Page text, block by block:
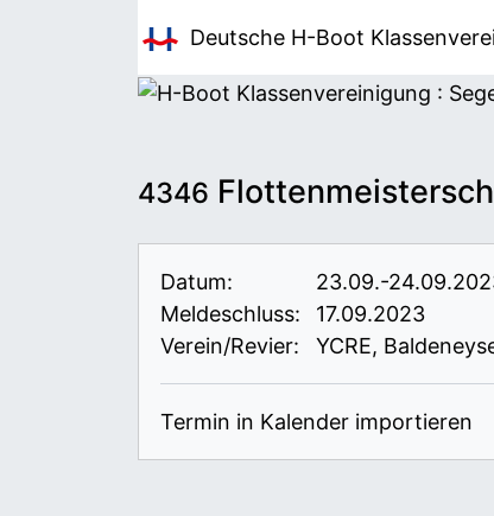
Deutsche H-Boot
4346
Datum:
23.09.-
Meldeschluss:
17.09.2023
Verein/Revier:
YCRE,
Termin in Kalender importieren